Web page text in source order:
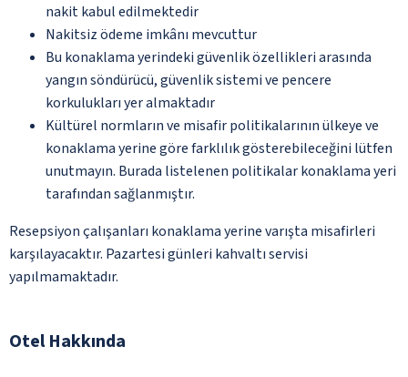
nakit kabul edilmektedir
Nakitsiz ödeme imkânı mevcuttur
Bu konaklama yerindeki güvenlik özellikleri arasında
yangın söndürücü, güvenlik sistemi ve pencere
korkulukları yer almaktadır
Kültürel normların ve misafir politikalarının ülkeye ve
konaklama yerine göre farklılık gösterebileceğini lütfen
unutmayın. Burada listelenen politikalar konaklama yeri
tarafından sağlanmıştır.
Resepsiyon çalışanları konaklama yerine varışta misafirleri
karşılayacaktır. Pazartesi günleri kahvaltı servisi
yapılmamaktadır.
Otel Hakkında